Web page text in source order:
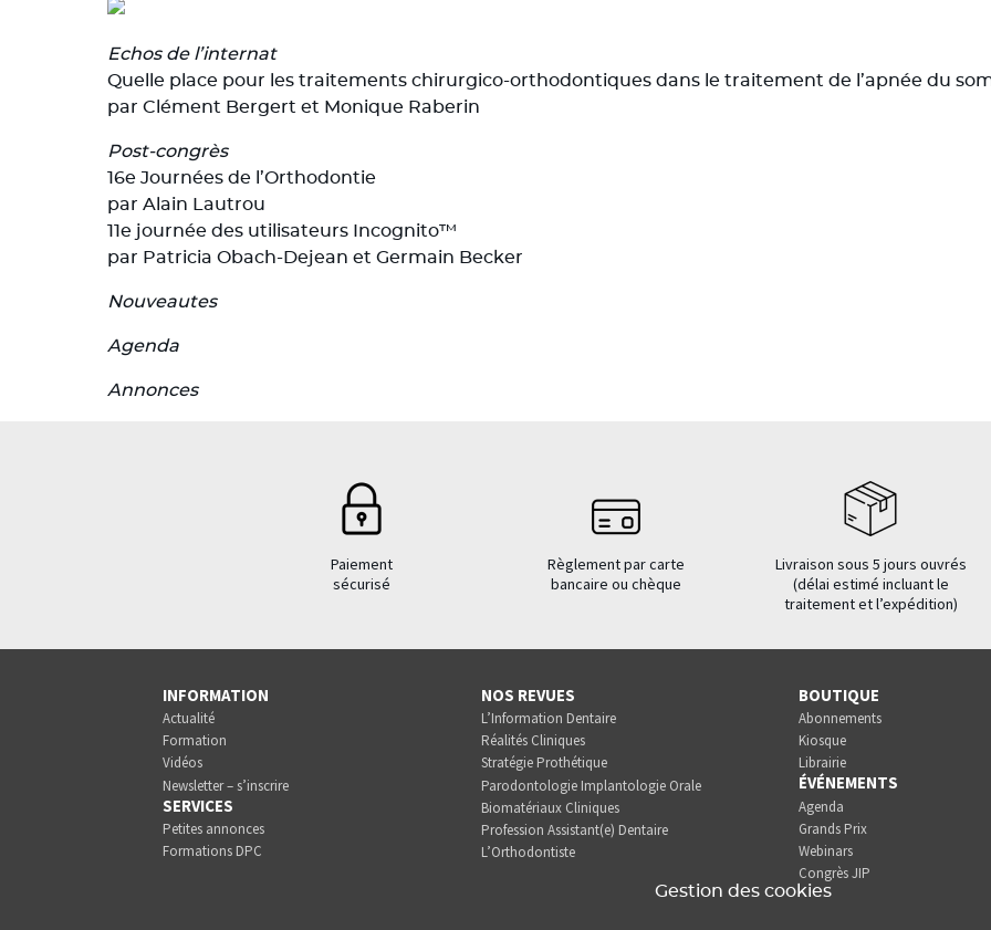
Echos de l’internat
Quelle place pour les traitements chirurgico-orthodontiques dans le traitement de l’apnée du
par Clément Bergert et Monique Raberin
Post-congrès
16e Journées de l’Orthodontie
par Alain Lautrou
11e journée des utilisateurs Incognito™
par Patricia Obach-Dejean et Germain Becker
Nouveautes
Agenda
Annonces
Paiement
sécurisé
Règlement par carte
bancaire ou chèque
Livraison sous 5 jours ouvrés
(délai estimé incluant le
traitement et l’expédition)
INFORMATION
Actualité
Formation
Vidéos
Newsletter – s’inscrire
SERVICES
Petites annonces
Formations DPC
NOS REVUES
L’Information Dentaire
Réalités Cliniques
Stratégie Prothétique
Parodontologie Implantologie Orale
Biomatériaux Cliniques
Profession Assistant(e) Dentaire
L’Orthodontiste
BOUTIQUE
Abonnements
Kiosque
Librairie
ÉVÉNEMENTS
Agenda
Grands Prix
Webinars
Congrès JIP
Gestion des cookies